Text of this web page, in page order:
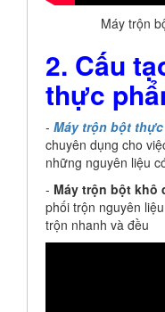
Máy trộn
2. Cấu
thực
- Máy trộn bột
chuyên dụng cho
những nguyên liệu
- Máy trộn bột khô
phối trộn nguyên
trộn nhanh và đều